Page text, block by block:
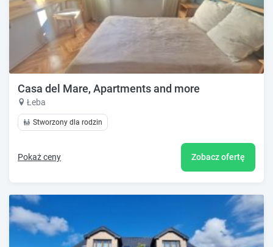
Casa del Mare, Apartments and more
Łeba
Stworzony dla rodzin
Pokaż ceny Zobacz ofertę